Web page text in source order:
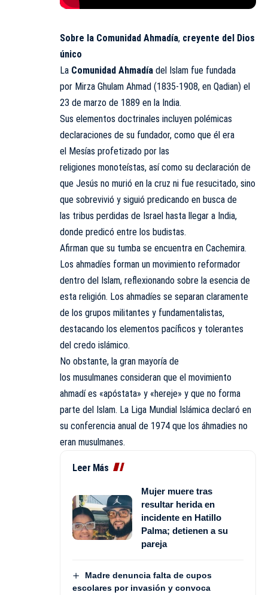
Sobre la Comunidad Ahmadía, creyente del Dios
único
La Comunidad Ahmadía del Islam fue fundada
por Mirza Ghulam Ahmad (1835-1908, en Qadian) el
23 de marzo de 1889 en la India.
Sus elementos doctrinales incluyen polémicas
declaraciones de su fundador, como que él era
el Mesías profetizado por las
religiones monoteístas, así como su declaración de
que Jesús no murió en la cruz ni fue resucitado, sino
que sobrevivió y siguió predicando en busca de
las tribus perdidas de Israel hasta llegar a India,
donde predicó entre los budistas.
Afirman que su tumba se encuentra en Cachemira.
Los ahmadíes forman un movimiento reformador
dentro del Islam, reflexionando sobre la esencia de
esta religión. Los ahmadíes se separan claramente
de los grupos militantes y fundamentalistas,
destacando los elementos pacíficos y tolerantes
del credo islámico.
No obstante, la gran mayoría de
los musulmanes consideran que el movimiento
ahmadí es «apóstata» y «hereje» y que no forma
parte del Islam. La Liga Mundial Islámica declaró en
su conferencia anual de 1974 que los áhmadies no
eran musulmanes.
Leer Más
Mujer muere tras
resultar herida en
incidente en Hatillo
Palma; detienen a su
pareja
Madre denuncia falta de cupos
escolares por invasión y convoca